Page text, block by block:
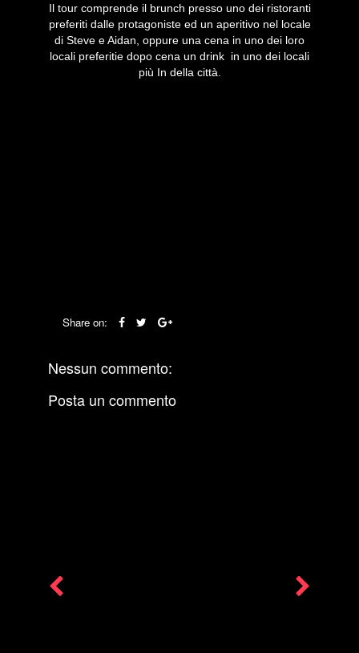
Il tour comprende il brunch presso uno dei ristoranti
preferiti dalle protagoniste ed un aperitivo nel locale
di Steve e Aidan, oppure una cena in uno dei loro
locali preferitie dopo cena un drink in uno dei locali
più In della città.
Share on:
Nessun commento:
Posta un commento